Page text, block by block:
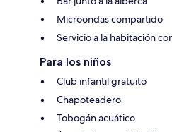
Microondas compartido
Servicio a la habitación
Para los niños
Club infantil gratuito
Chapoteadero
Tobogán acuático